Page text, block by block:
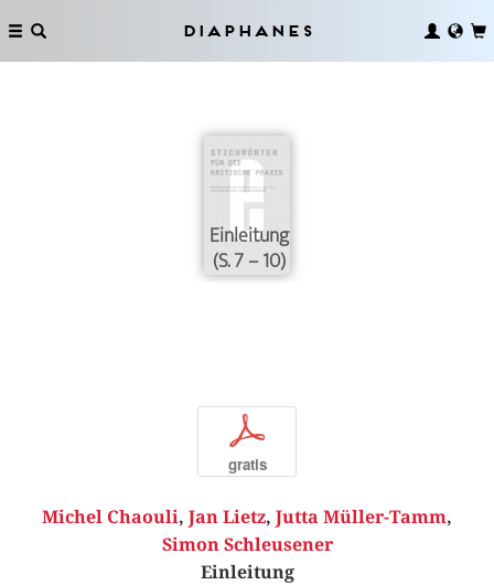
Diaphanes
Einleitung
(S. 7 – 10)
p
gratis
Michel Chaouli, Jan Lietz, Jutta Müller-Tamm,
Simon Schleusener
Einleitung